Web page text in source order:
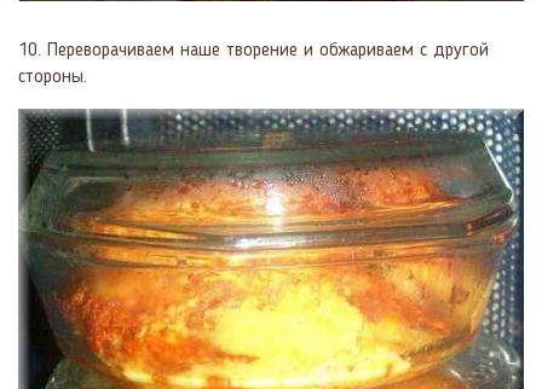
10. Переворачиваем наше творение и обжариваем с другой
стороны.